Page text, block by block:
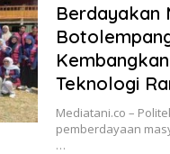
Berdayakan
Teknologi
Mediatani.co –
pemberdayaan
…